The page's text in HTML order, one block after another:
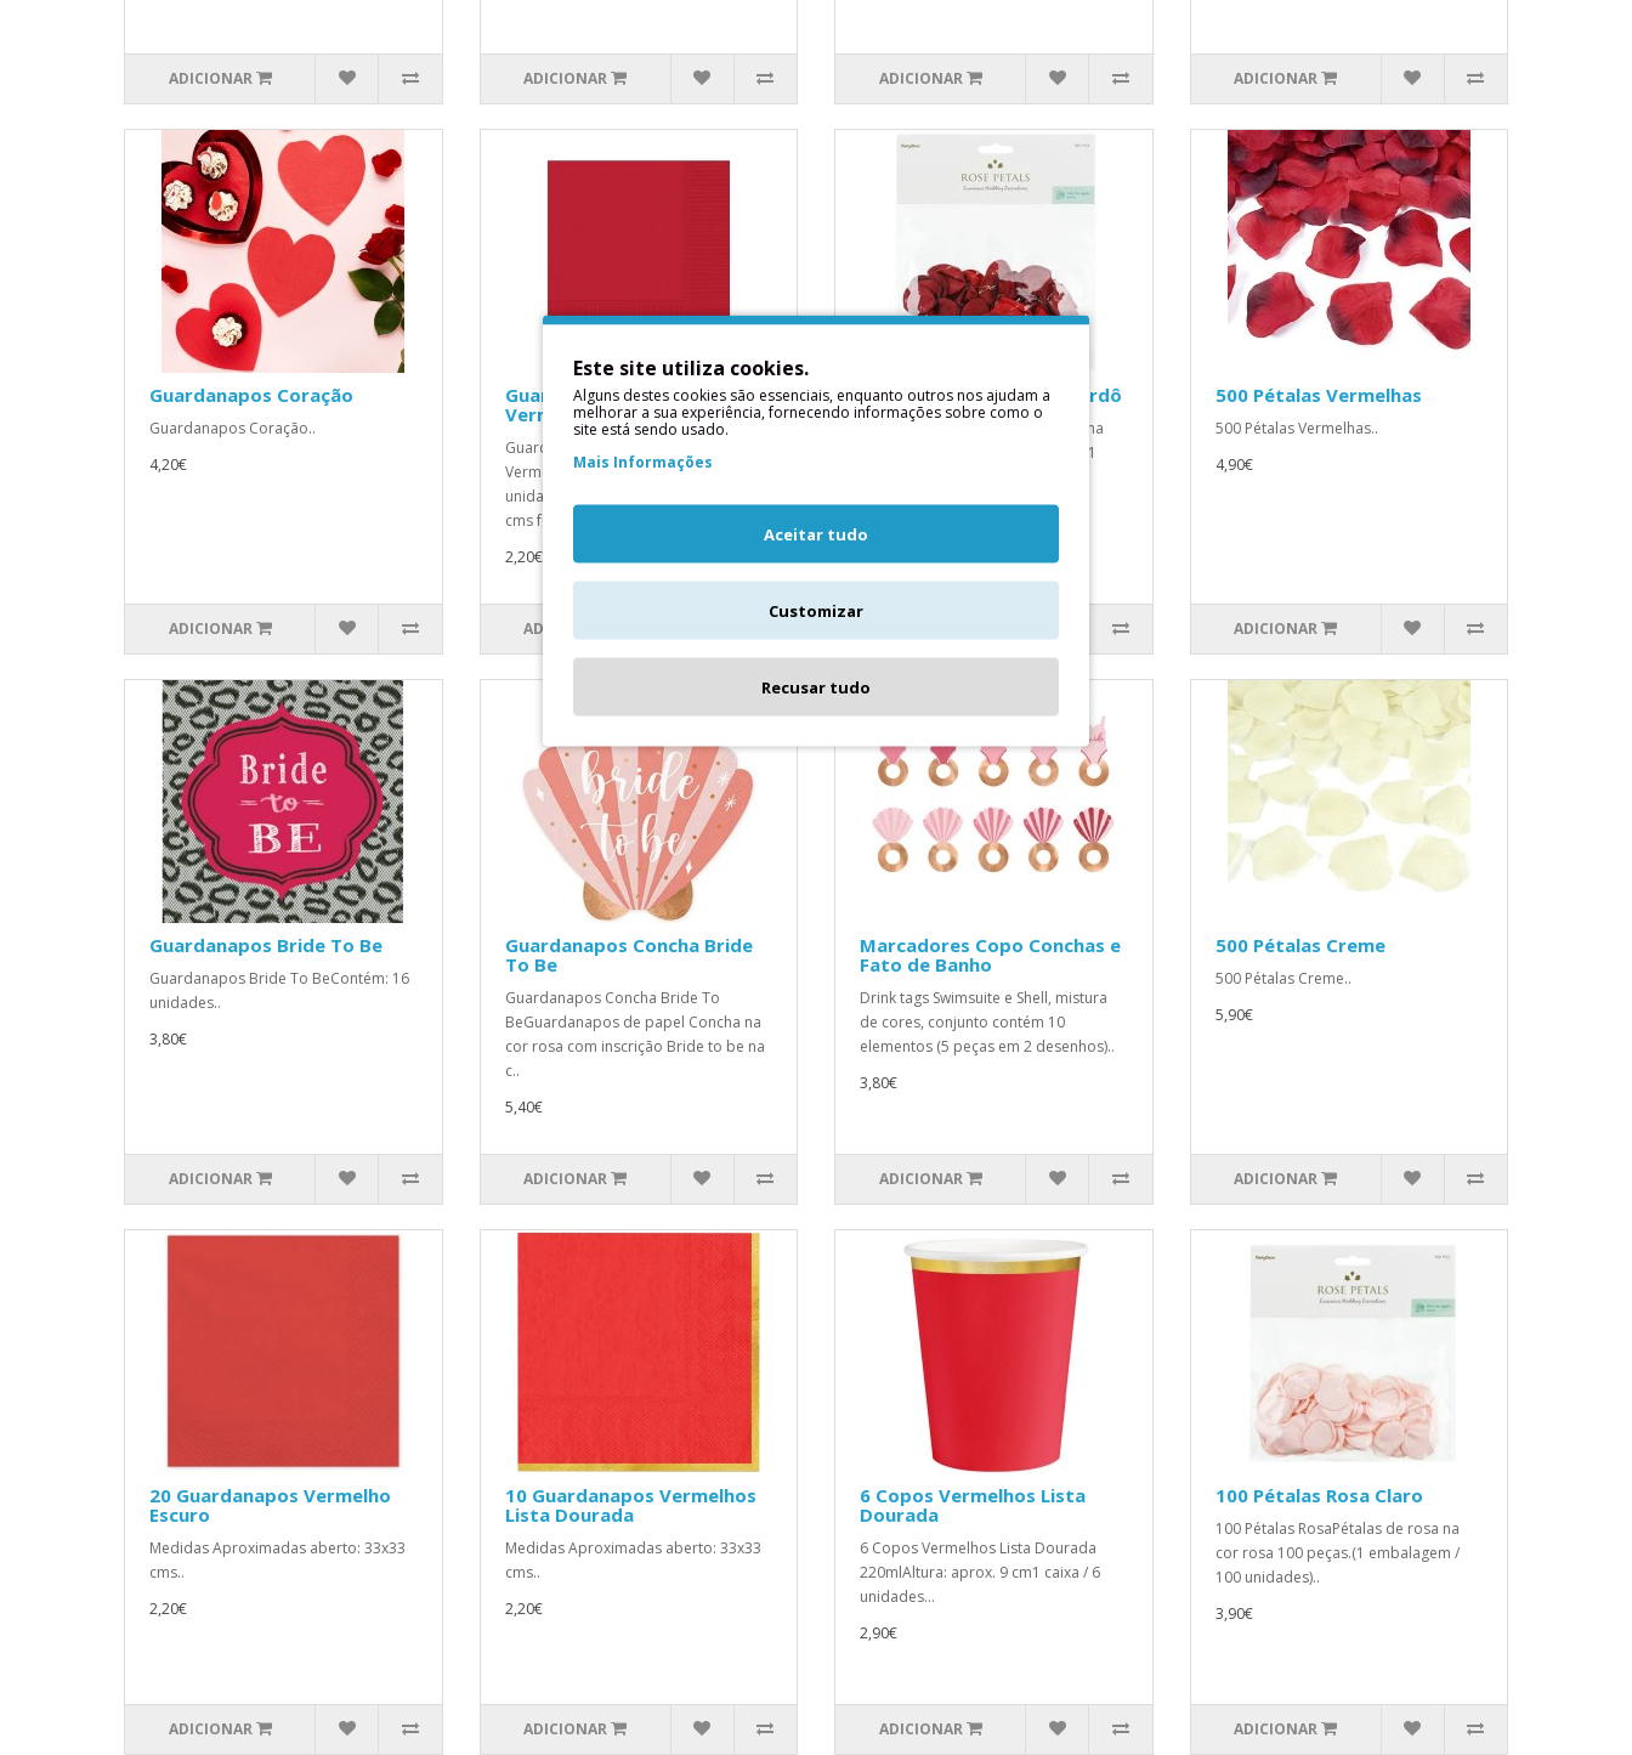
ADICIONAR ADICIONAR ADICIONAR ADICIONAR
Guardanapos Coração
Guardanapos Coração..
4,20€
ADICIONAR
Guardanapos Pequenos
Vermelhos
Guardanapos Pequenos
VermelhosContém: 20
unidadesMedidas Aproximadas: 13
cms fechado ..
2,20€
ADICIONAR
100 Pétalas Vermelho-Bordô
100 Pétalas RosaPétalas de rosa na
cor vermelho-bordô, 100 peças.(1
500 Pétalas Vermelhas
500 Pétalas Vermelhas..
4,90€
ADICIONAR
Guardanapos Bride To Be
Guardanapos Bride To BeContém: 16
unidades..
3,80€
ADICIONAR
Guardanapos Concha Bride
To Be
Guardanapos Concha Bride To
BeGuardanapos de papel Concha na
cor rosa com inscrição Bride to be na
c..
5,40€
ADICIONAR
Marcadores Copo Conchas e
Fato de Banho
Drink tags Swimsuite e Shell, mistura
de cores, conjunto contém 10
elementos (5 peças em 2 desenhos)..
3,80€
ADICIONAR
500 Pétalas Creme
500 Pétalas Creme..
5,90€
ADICIONAR
20 Guardanapos Vermelho
Escuro
Medidas Aproximadas aberto: 33x33
cms..
2,20€
ADICIONAR
10 Guardanapos Vermelhos
Lista Dourada
Medidas Aproximadas aberto: 33x33
cms..
2,20€
ADICIONAR
6 Copos Vermelhos Lista
Dourada
6 Copos Vermelhos Lista Dourada
220mlAltura: aprox. 9 cm1 caixa / 6
unidades...
2,90€
ADICIONAR
100 Pétalas Rosa Claro
100 Pétalas RosaPétalas de rosa na
cor rosa 100 peças.(1 embalagem /
100 unidades)..
3,90€
ADICIONAR
Este site utiliza cookies.
Alguns destes cookies são essenciais, enquanto outros nos ajudam a
melhorar a sua experiência, fornecendo informações sobre como o
site está sendo usado.
Mais Informações
Aceitar tudo
Customizar
Recusar tudo